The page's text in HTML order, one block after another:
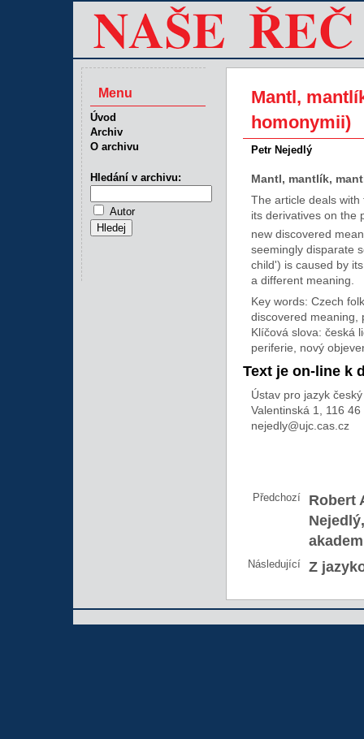
Mantl,
homonymii)
Petr Nejedlý
Mantl, mantlík,
The article deals
its derivatives on the
new discovered
seemingly disparate
child') is caused by
a different meaning.
Key words: Czech
discovered meaning,
Klíčová slova: česká
periferie, nový
Text je on-line k
Ústav pro jazyk český
Valentinská 1, 116
nejedly@ujc.cas.cz
Předchozí
Robert
Následující Z
Menu
Úvod
Archiv
O archivu
Hledání v archivu:
Autor